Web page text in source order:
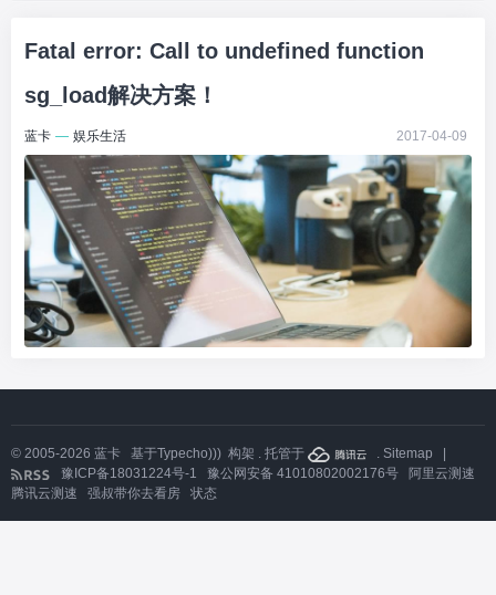
Fatal error: Call to undefined function
sg_load解决方案！
蓝卡 — 娱乐生活 2017-04-09
© 2005-2026 蓝卡 基于Typecho))) 构架 . 托管于 . Sitemap
豫ICP备18031224号-1
豫公网安备 41010802002176号
阿里云测速
腾讯云测速
强叔带你去看房 状态